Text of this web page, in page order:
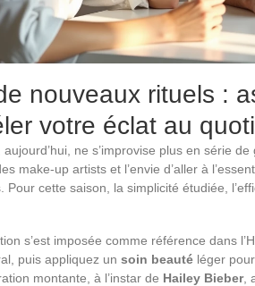
nouveaux rituels :
votre éclat au
ne s’improvise plus en série
make-up artists et l’envie d’aller à
Pour cette saison, la simplicité étudiée,
s’est imposée comme référence dans
puis appliquez un soin beauté léger
montante, à l’instar de Hailey Bieber,